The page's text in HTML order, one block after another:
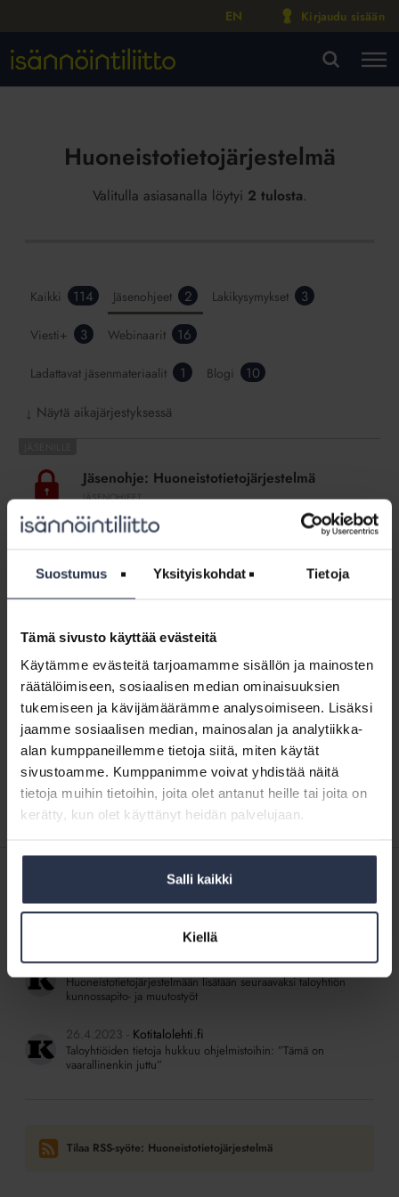
Suostumus Yksityiskohdat Tietoja
Tämä sivusto käyttää evästeitä
Käytämme evästeitä tarjoamamme sisällön ja mainosten
räätälöimiseen, sosiaalisen median ominaisuuksien
tukemiseen ja kävijämäärämme analysoimiseen. Lisäksi
jaamme sosiaalisen median, mainosalan ja analytiikka-
alan kumppaneillemme tietoja siitä, miten käytät
sivustoamme. Kumppanimme voivat yhdistää näitä
tietoja muihin tietoihin, joita olet antanut heille tai joita on
kerätty, kun olet käyttänyt heidän palvelujaan.
Salli kaikki
Kiellä
EN Kirjaudu sisään
Huoneistotietojärjestelmä
Valitulla asiasanalla löytyi 2 tulosta.
Kaikki 114 Jäsenohjeet 2 Lakikysymykset 3
Viesti+ 3 Webinaarit 16
Ladattavat jäsenmateriaalit 1 Blogi 10
↓ Näytä aikajärjestyksessä
HuoneistotietojärjestelmäJäsenohje: Huoneistotietojärjestelmä
JÄSENOHJEET
Kysymyksiä ja vastauksia huoneistotietojärjestelmästä ja
huoneistotietojärjestelmää käytetään? Miten
Jäsenohje:
Huoneistotietojärjestelmän
jatkokehitys
HTJ2
Jäsenohje: Huoneistotietojärjestelmän
jatkokehitys HTJ2
JÄSENOHJEET
Huoneistotietojärjestelmän jatkokehitys (HTJ2) tähtää
siihen, että taloyhtiöiden hallinnolliset tiedot liikkuisivat
koneellisesti. Näitä ovat laina- ja vastiketiedot sekä tiedot
kunnossapito- ja muutostöistä.
SISÄLTÖJÄ ISÄNNÖINTILIITON MEDIOISTA
5.8.2026 Kotitalolehti.fi
Asuntotieto kääntyi sähköiseksi
11.5.2026 Kotitalolehti.fi
Huoneistotietojärjestelmään lisätään seuraavaksi taloyhtiön
kunnossapito- ja muutostyöt
26.4.2023 Kotitalolehti.fi
Taloyhtiöiden tietoja hukkuu ohjelmistoihin: ”Tämä on
vaarallinenkin juttu”
Tilaa RSS-syöte: Huoneistotietojärjestelmä